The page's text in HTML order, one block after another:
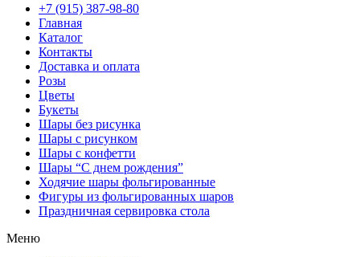
+7 (915) 387-98-80
Главная
Каталог
Контакты
Доставка и оплата
Розы
Цветы
Букеты
Шары без рисунка
Шары с рисунком
Шары с конфетти
Шары “С днем рождения”
Ходячие шары фольгированные
Фигуры из фольгированных шаров
Праздничная сервировка стола
Меню